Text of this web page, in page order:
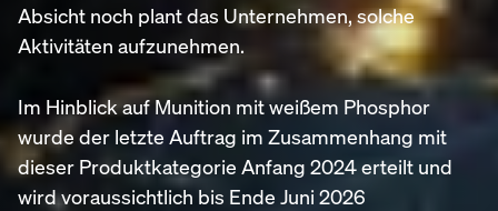
Absicht noch plant das Unternehmen, solche
Aktivitäten aufzunehmen.
Im Hinblick auf Munition mit weißem Phosphor
wurde der letzte Auftrag im Zusammenhang mit
dieser Produktkategorie Anfang 2024 erteilt und
wird voraussichtlich bis Ende Juni 2026